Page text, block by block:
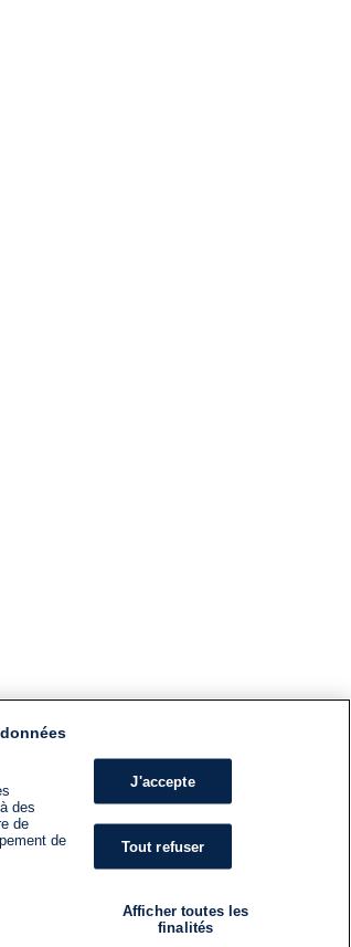
des
de
de
J'accepte
Tout refuser
Afficher toutes les
finalités